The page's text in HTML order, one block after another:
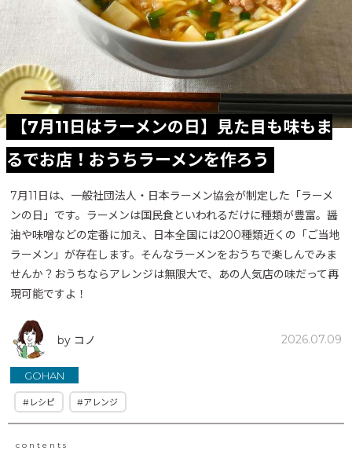
【7月11日はラーメンの日】見た目も味もま
るでお店！おうちラーメンを作ろう
7月11日は、一般社団法人・日本ラーメン協会が制定した「ラーメ
ンの日」です。ラーメンは国民食といわれるだけに種類が豊富。醤
油や味噌などの定番に加え、日本全国には200種類近くの「ご当地
ラーメン」が存在します。そんなラーメンをおうちで楽しんでみま
せんか？おうちならアレンジは無限大で、あの人気店の味だって再
現可能ですよ！
by コノ 2026.07.09
GOHAN
#レシピ #アレンジ
contents